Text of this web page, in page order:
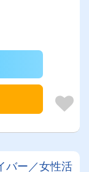
ー／女性活